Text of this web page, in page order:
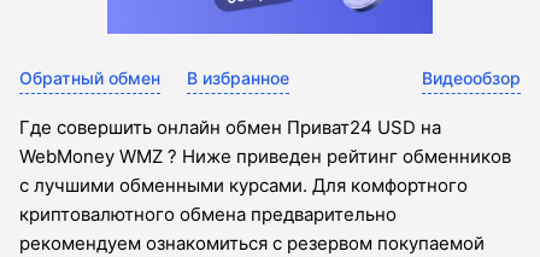
Обратный обмен В избранное Видеообзор
Где совершить онлайн обмен Приват24 USD на
WebMoney WMZ ? Ниже приведен рейтинг обменников
с лучшими обменными курсами. Для комфортного
криптовалютного обмена предварительно
рекомендуем ознакомиться с резервом покупаемой